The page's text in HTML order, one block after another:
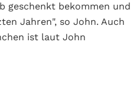
geschenkt bekommen und
Jahren", so John. Auch
ist laut John